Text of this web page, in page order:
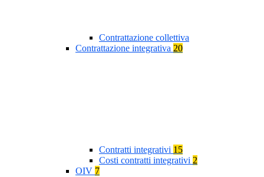
Contrattazione collettiva
Contrattazione integrativa 20
Contratti integrativi 15
Costi contratti integrativi 2
OIV 7